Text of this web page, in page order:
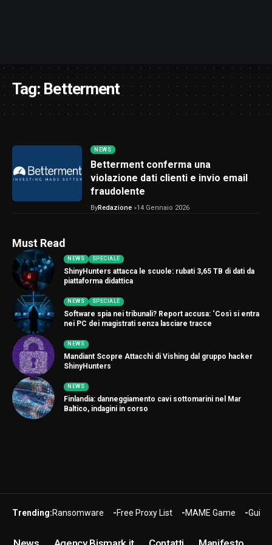
Tag:Betterment
NEWS
Betterment conferma una
violazione dati clienti e invio email
fraudolente
ByRedazione 14 Gennaio 2026
Must Read
NEWS SPECIALE
ShinyHunters attacca le scuole: rubati 3,65 TB di dati da
piattaforma didattica
NEWS SPECIALE
Software spia nei tribunali? Report accusa: ‘Così si entra
nei PC dei magistrati senza lasciare tracce
NEWS
Mandiant Scopre Attacchi di Vishing dal gruppo hacker
ShinyHunters
NEWS
Finlandia: danneggiamento cavi sottomarini nel Mar
Baltico, indagini in corso
Trending:Ransomware Free Proxy List MAME Game Guide